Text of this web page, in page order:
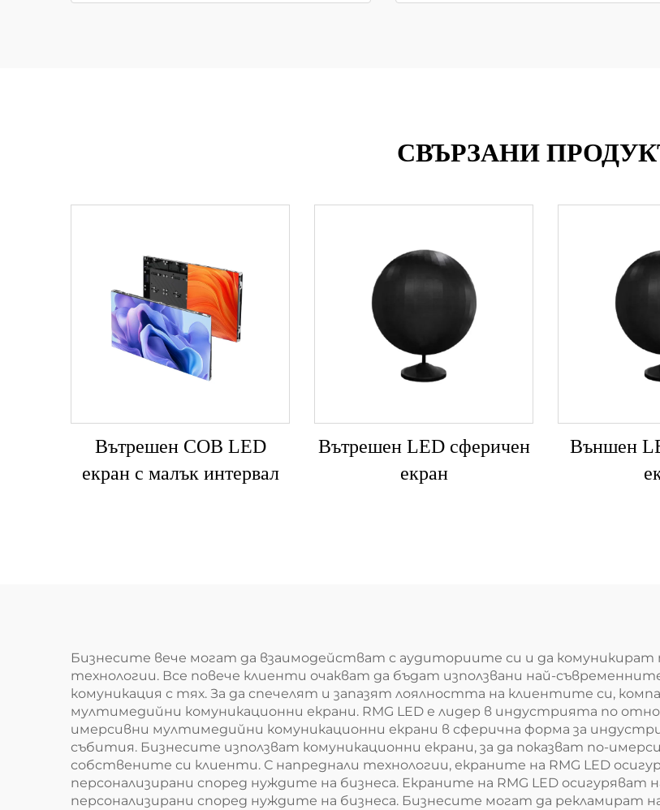
СВЪРЗАНИ
Вътрешен COB LED
екран с малък интервал
Вътрешен LED сферичен
екран
Външен
Бизнесите вече могат да взаимодействат с аудиториите си и да комуникират
технологии. Все повече клиенти очакват да бъдат използвани най-
комуникация с тях. За да спечелят и запазят лоялността на клиентите си,
мултимедийни комуникационни екрани. RMG LED е лидер в индустрията по
имерсивни мултимедийни комуникационни екрани в сферична форма за
събития. Бизнесите използват комуникационни екрани, за да показват по-
собствените си клиенти. С напреднали технологии, екраните на RMG LED
персонализирани според нуждите на бизнеса. Екраните на RMG LED осигуряват
персонализирани според нуждите на бизнеса. Бизнесите могат да